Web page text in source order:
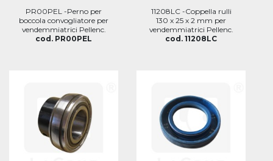
PR00PEL -Perno per
boccola convogliatore per
vendemmiatrici Pellenc.
cod. PR00PEL
11208LC -Coppella rulli
130 x 25 x 2 mm per
vendemmiatrici Pellenc.
cod. 11208LC